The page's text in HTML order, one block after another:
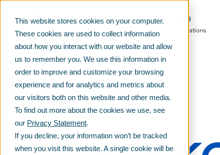
This website stores cookies on your computer.
These cookies are used to collect information
about how you interact with our website and allow
us to remember you. We use this information in
order to improve and customize your browsing
experience and for analytics and metrics about
our visitors both on this website and other media.
To find out more about the cookies we use, see
our Privacy Statement.
If you decline, your information won’t be tracked
when you visit this website. A single cookie will be
Main menu Telko locations